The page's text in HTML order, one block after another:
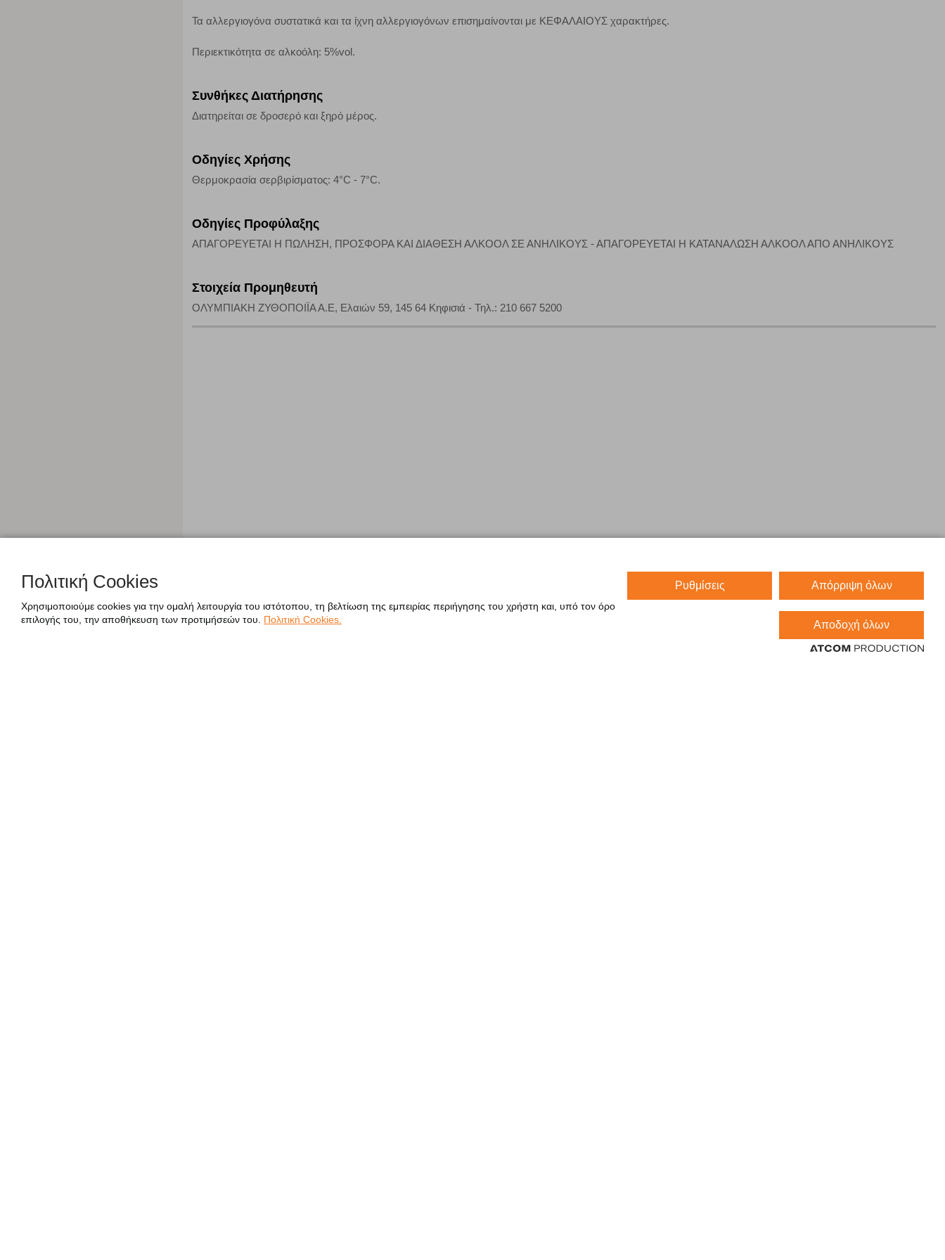
Τα αλλεργιογόνα συστατικά και τα ίχνη αλλεργιογόνων επισημαίνονται με ΚΕΦΑΛΑΙΟΥΣ χαρακτήρες.
Περιεκτικότητα σε αλκοόλη: 5%vol.
Συνθήκες Διατήρησης
Διατηρείται σε δροσερό και ξηρό μέρος.
Οδηγίες Χρήσης
Θερμοκρασία σερβιρίσματος: 4°C - 7°C.
Οδηγίες Προφύλαξης
ΑΠΑΓΟΡΕΥΕΤΑΙ Η ΠΩΛΗΣΗ, ΠΡΟΣΦΟΡΑ ΚΑΙ ΔΙΑΘΕΣΗ ΑΛΚΟΟΛ ΣΕ ΑΝΗΛΙΚΟΥΣ - ΑΠΑΓΟΡΕΥΕΤΑΙ Η ΚΑΤΑΝΑΛΩΣΗ ΑΛΚΟΟΛ ΑΠΟ ΑΝΗΛΙΚΟΥΣ
Στοιχεία Προμηθευτή
ΟΛΥΜΠΙΑΚΗ ΖΥΘΟΠΟΙΪΑ Α.Ε, Ελαιών 59, 145 64 Κηφισιά - Τηλ.: 210 667 5200
Πολιτική Cookies
Χρησιμοποιούμε cookies για την ομαλή λειτουργία του ιστότοπου, τη βελτίωση της εμπειρίας περιήγησης του χρήστη και, υπό τον όρο
επιλογής του, την αποθήκευση των προτιμήσεών του.
Πολιτική Cookies.
Ρυθμίσεις Απόρριψη όλων
Αποδοχή όλων
Απολύτως απαραίτητα cookies
αποκλείει ή να σας ειδοποιεί σχετικά με αυτά τα cookies, με το ενδεχόμενο σε αυτήν την περίπτωση ορισμένα τμήματα του ιστότοπου να μη λειτουργούν.